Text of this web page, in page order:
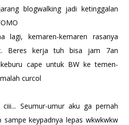
blogwalking jadi ketinggalan
lagi, kemaren-kemaren rasanya
Beres kerja tuh bisa jam 7an
cape untuk BW ke temen-
curcol
Seumur-umur aku ga pernah
keypadnya lepas wkwkwkw